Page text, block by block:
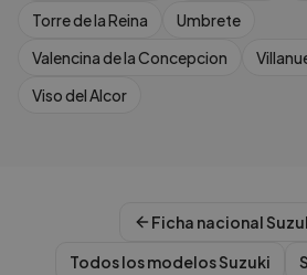
Torre de la Reina
Umbrete
Valencina de la Concepcion
Viso del Alcor
Ficha nacional
Todos los modelosSuzuki